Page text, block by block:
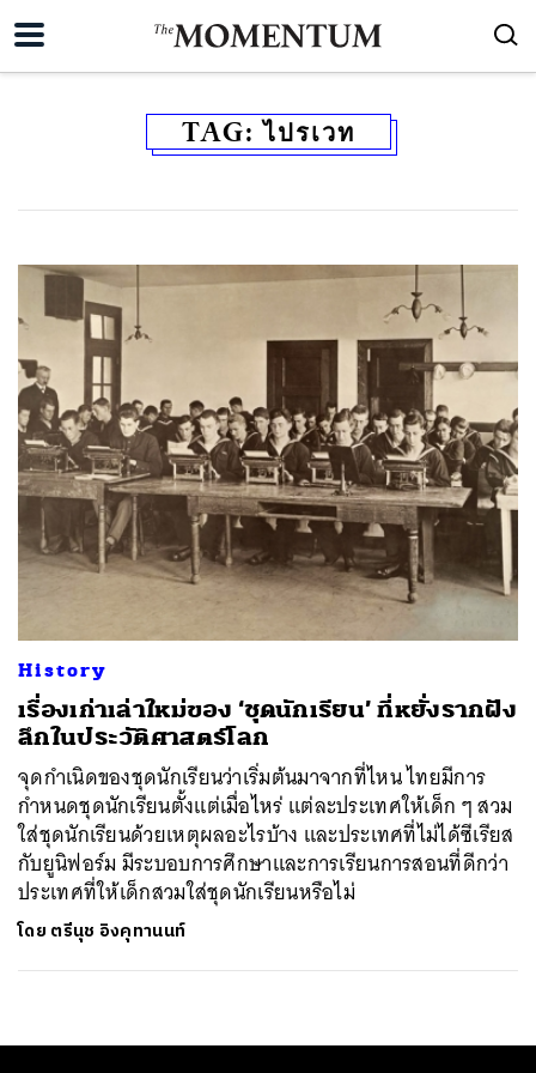
TAG:ไปรเวท
History
เรื่องเก่าเล่าใหม่ของ ‘ชุดนักเรียน’ ที่หยั่งรากฝัง
ลึกในประวัติศาสตร์โลก
จุดกำเนิดของชุดนักเรียนว่าเริ่มต้นมาจากที่ไหน ไทยมีการ
กำหนดชุดนักเรียนตั้งแต่เมื่อไหร่ แต่ละประเทศให้เด็ก ๆ สวม
ใส่ชุดนักเรียนด้วยเหตุผลอะไรบ้าง และประเทศที่ไม่ได้ซีเรียส
กับยูนิฟอร์ม มีระบอบการศึกษาและการเรียนการสอนที่ดีกว่า
ประเทศที่ให้เด็กสวมใส่ชุดนักเรียนหรือไม่
โดย ตรีนุช อิงคุทานนท์
SHARE TWEET LINE EMAIL